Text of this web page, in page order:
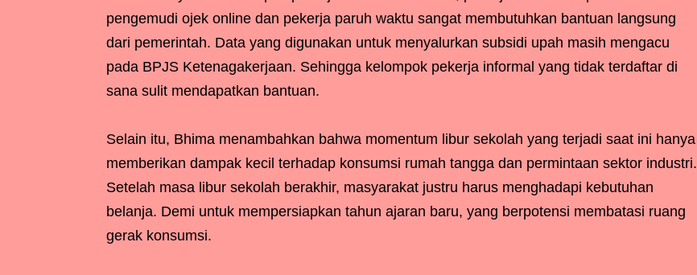
pengemudi ojek online dan pekerja paruh waktu sangat membutuhkan bantuan langsung
dari pemerintah. Data yang digunakan untuk menyalurkan subsidi upah masih mengacu
pada BPJS Ketenagakerjaan. Sehingga kelompok pekerja informal yang tidak terdaftar di
sana sulit mendapatkan bantuan.
Selain itu, Bhima menambahkan bahwa momentum libur sekolah yang terjadi saat ini hanya
memberikan dampak kecil terhadap konsumsi rumah tangga dan permintaan sektor industri.
Setelah masa libur sekolah berakhir, masyarakat justru harus menghadapi kebutuhan
belanja. Demi untuk mempersiapkan tahun ajaran baru, yang berpotensi membatasi ruang
gerak konsumsi.